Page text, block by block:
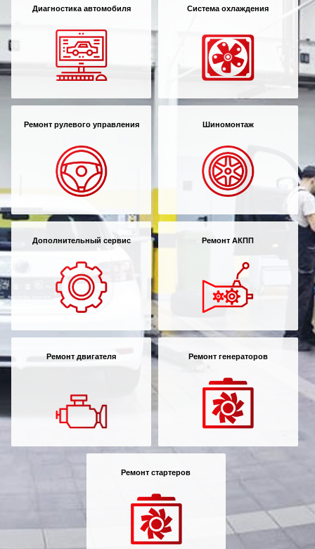
Диагностика автомобиля Система охлаждения
Ремонт рулевого управления Шиномонтаж
Дополнительный сервис Ремонт АКПП
Ремонт двигателя Ремонт генераторов
Ремонт стартеров